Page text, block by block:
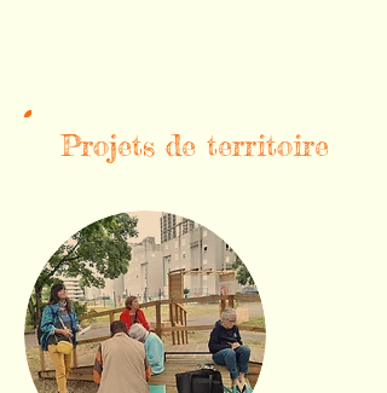
Projets de territoire